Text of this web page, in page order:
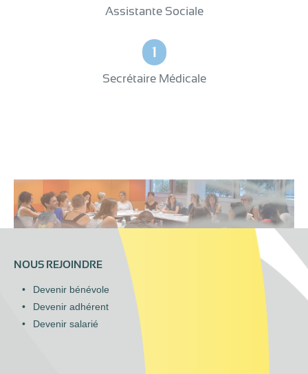
Assistante Sociale
1
Secrétaire Médicale
NOUS REJOINDRE
Devenir bénévole
Devenir adhérent
Devenir salarié